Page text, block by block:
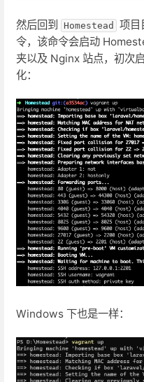
然后回到 Homestead 项目
令，该命令会启动
夹以及 Nginx 站点，初次
化：
Windows 下也是一样：